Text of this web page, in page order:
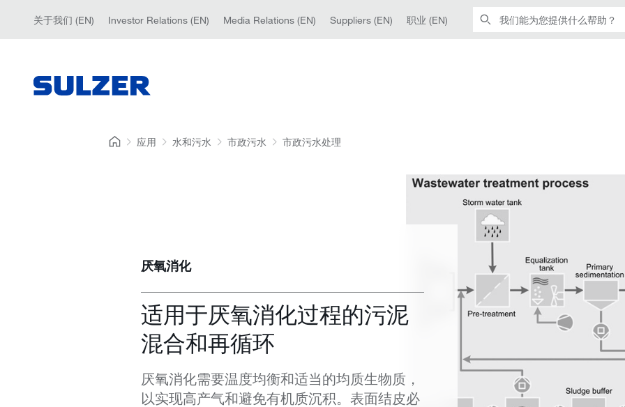
关于我们 (EN) Investor Relations (EN) Media Relations (EN) Suppliers (EN) 职业 (EN)
应用 水和污水 市政污水 市政污水处理
厌氧消化
适用于厌氧消化过程的污泥
混合和再循环
厌氧消化需要温度均衡和适当的均质生物质，
以实现高产气和避免有机质沉积。表面结皮必